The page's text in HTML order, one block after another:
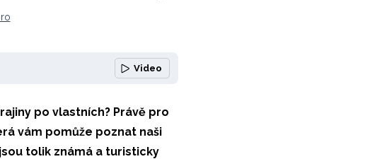
Video
po vlastních? Právě pro
vám pomůže poznat naši
tolik známá a turisticky